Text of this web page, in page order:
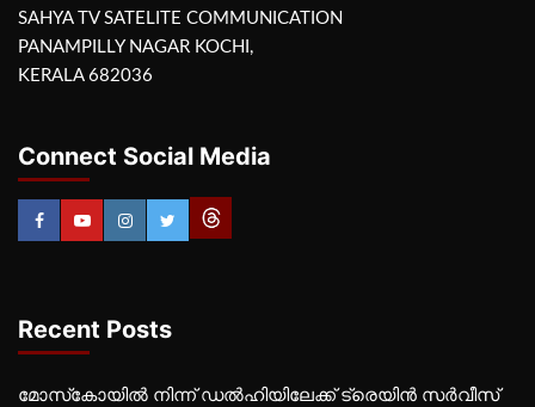
SAHYA TV SATELITE COMMUNICATION
PANAMPILLY NAGAR KOCHI,
KERALA 682036
Connect Social Media
Recent Posts
മോസ്‌കോയില്‍ നിന്ന് ഡല്‍ഹിയിലേക്ക് ട്രെയിന്‍ സര്‍വീസ്